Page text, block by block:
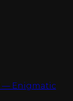
— Enigmatic